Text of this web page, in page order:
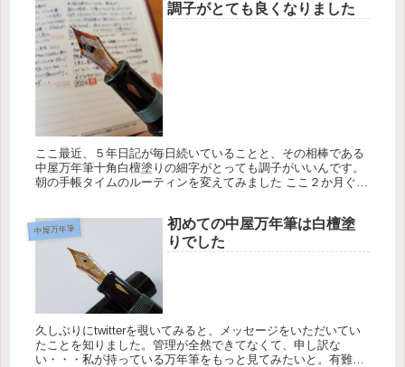
調子がとても良くなりました
ここ最近、５年日記が毎日続いていることと、その相棒である
中屋万年筆十角白檀塗りの細字がとっても調子がいいんです。
朝の手帳タイムのルーティンを変えてみました ここ２か月ぐら
中屋万年筆
初めての中屋万年筆は白檀塗
りでした
久しぶりにtwitterを覗いてみると、メッセージをいただいてい
たことを知りました。管理が全然できてなくて、申し訳な
い・・・私が持っている万年筆をもっと見てみたいと。有難い